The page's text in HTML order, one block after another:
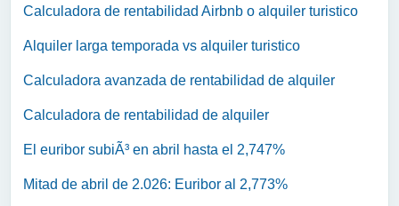
Calculadora de rentabilidad Airbnb o alquiler turistico
Alquiler larga temporada vs alquiler turistico
Calculadora avanzada de rentabilidad de alquiler
Calculadora de rentabilidad de alquiler
El euribor subiÃ³ en abril hasta el 2,747%
Mitad de abril de 2.026: Euribor al 2,773%